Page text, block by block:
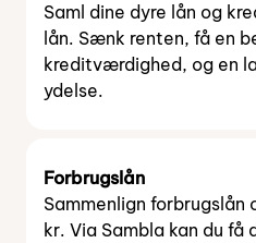
Saml dine dyre lån og
lån. Sænk renten, få en
kreditværdighed, og en
ydelse.
Forbrugslån
Sammenlign
kr. Via Sambla kan du